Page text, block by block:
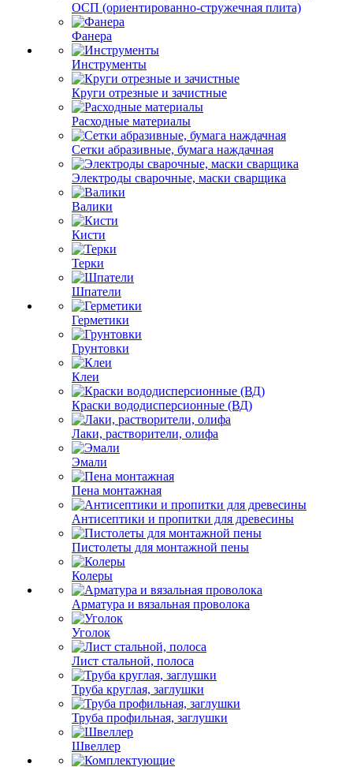
ОСП (ориентированно-стружечная плита)
Фанера
Инструменты
Круги отрезные и зачистные
Расходные материалы
Сетки абразивные, бумага наждачная
Электроды сварочные, маски сварщика
Валики
Кисти
Терки
Шпатели
Герметики
Грунтовки
Клеи
Краски вододисперсионные (ВД)
Лаки, растворители, олифа
Эмали
Пена монтажная
Антисептики и пропитки для древесины
Пистолеты для монтажной пены
Колеры
Арматура и вязальная проволока
Уголок
Лист стальной, полоса
Труба круглая, заглушки
Труба профильная, заглушки
Швеллер